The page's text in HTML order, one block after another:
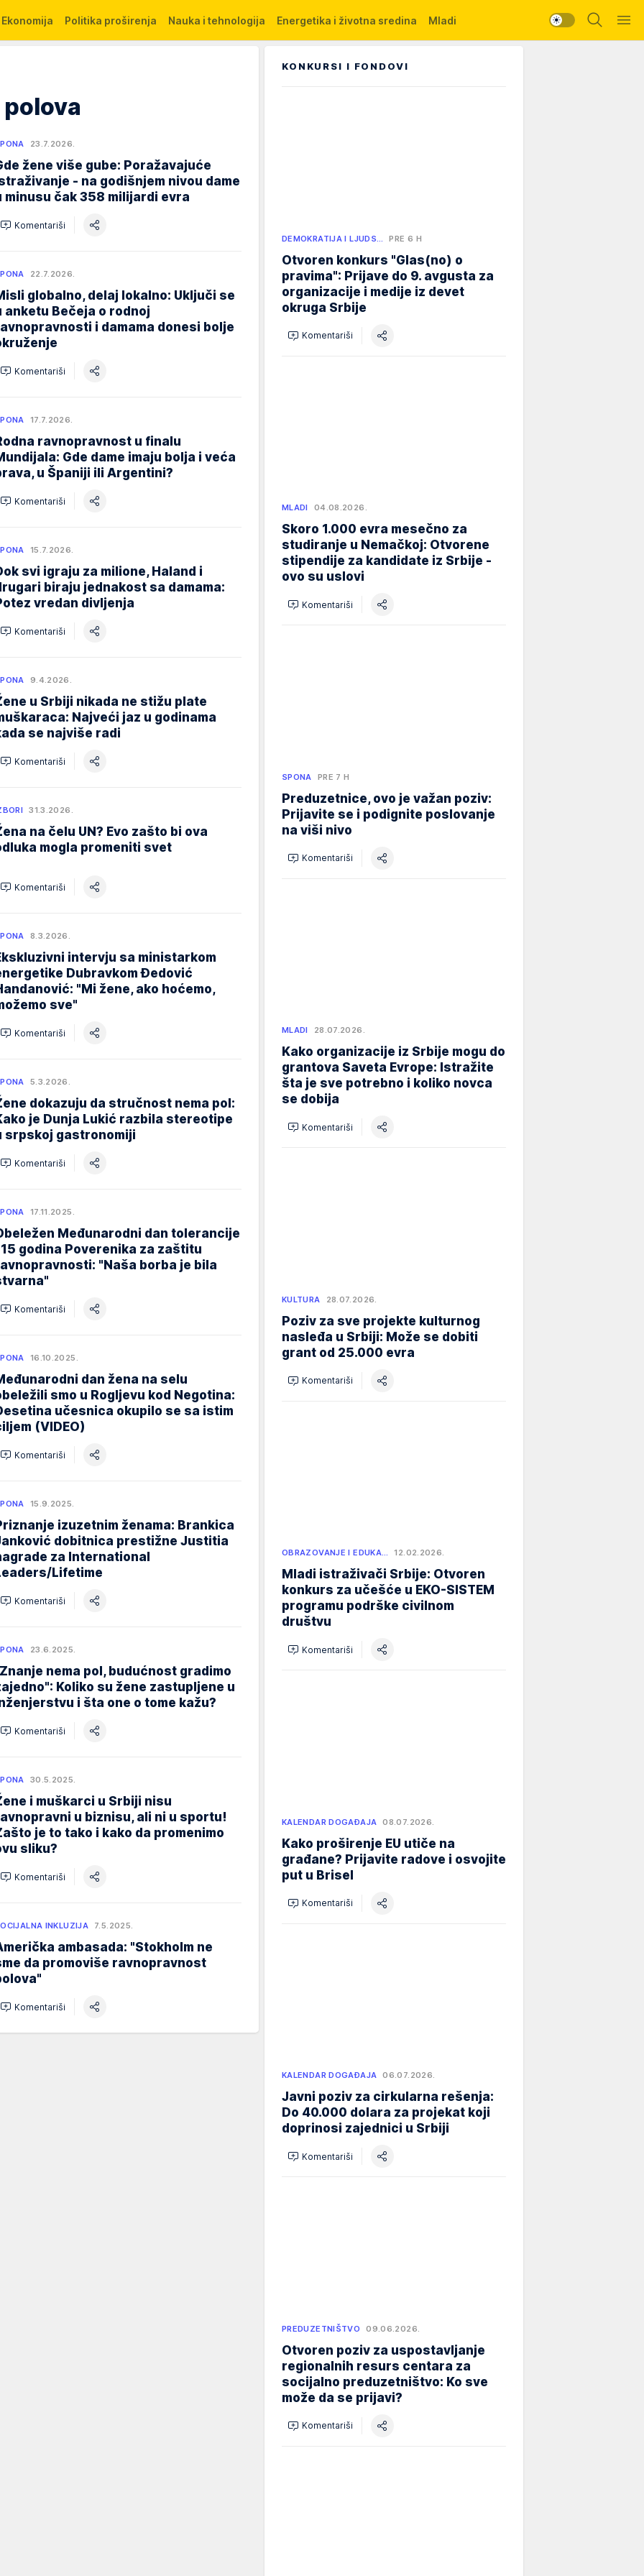
Ekonomija Politika proširenja Nauka i tehnologija Energetika i životna sredina Mladi
23.7.2026.
žene više gube: Poražavajuće
- na godišnjem nivou dame
minusu čak 358 milijardi evra
Komentariši
22.7.2026.
globalno, delaj lokalno: Uključi se
anketu Bečeja o rodnoj
i damama donesi bolje
Komentariši
17.7.2026.
ravnopravnost u finalu
Gde dame imaju bolja i veća
u Španiji ili Argentini?
Komentariši
15.7.2026.
svi igraju za milione, Haland i
biraju jednakost sa damama:
vredan divljenja
Komentariši
9.4.2026.
u Srbiji nikada ne stižu plate
Najveći jaz u godinama
se najviše radi
Komentariši
31.3.2026.
na čelu UN? Evo zašto bi ova
mogla promeniti svet
Komentariši
8.3.2026.
intervju sa ministarkom
Dubravkom Đedović
"Mi žene, ako hoćemo,
sve"
Komentariši
5.3.2026.
dokazuju da stručnost nema pol:
je Dunja Lukić razbila stereotipe
srpskoj gastronomiji
Komentariši
17.11.2025.
Međunarodni dan tolerancije
godina Poverenika za zaštitu
"Naša borba je bila
Komentariši
16.10.2025.
dan žena na selu
smo u Rogljevu kod Negotina:
učesnica okupilo se sa istim
(VIDEO)
Komentariši
15.9.2025.
izuzetnim ženama: Brankica
dobitnica prestižne Justitia
za International
Lifetime
Komentariši
23.6.2025.
nema pol, budućnost gradimo
Koliko su žene zastupljene u
i šta one o tome kažu?
Komentariši
30.5.2025.
i muškarci u Srbiji nisu
u biznisu, ali ni u sportu!
je to tako i kako da promenimo
sliku?
Komentariši
INKLUZIJA 7.5.2025.
ambasada: "Stokholm ne
da promoviše ravnopravnost
Komentariši
KONKURSI I FONDOVI
DEMOKRATIJA I LJUDS… PRE 6 H
Otvoren konkurs "Glas(no) o
pravima": Prijave do 9. avgusta za
organizacije i medije iz devet
okruga Srbije
Komentariši
MLADI 04.08.2026.
Skoro 1.000 evra mesečno za
studiranje u Nemačkoj: Otvorene
stipendije za kandidate iz Srbije -
ovo su uslovi
Komentariši
SPONA PRE 7 H
Preduzetnice, ovo je važan poziv:
Prijavite se i podignite poslovanje
na viši nivo
Komentariši
MLADI 28.07.2026.
Kako organizacije iz Srbije mogu do
grantova Saveta Evrope: Istražite
šta je sve potrebno i koliko novca
se dobija
Komentariši
KULTURA 28.07.2026.
Poziv za sve projekte kulturnog
nasleđa u Srbiji: Može se dobiti
grant od 25.000 evra
Komentariši
OBRAZOVANJE I EDUKA… 12.02.2026.
Mladi istraživači Srbije: Otvoren
konkurs za učešće u EKO-SISTEM
programu podrške civilnom
društvu
Komentariši
KALENDAR DOGAĐAJA 08.07.2026.
Kako proširenje EU utiče na
građane? Prijavite radove i osvojite
put u Brisel
Komentariši
KALENDAR DOGAĐAJA 06.07.2026.
Javni poziv za cirkularna rešenja:
Do 40.000 dolara za projekat koji
doprinosi zajednici u Srbiji
Komentariši
PREDUZETNIŠTVO 09.06.2026.
Otvoren poziv za uspostavljanje
regionalnih resurs centara za
socijalno preduzetništvo: Ko sve
može da se prijavi?
Komentariši